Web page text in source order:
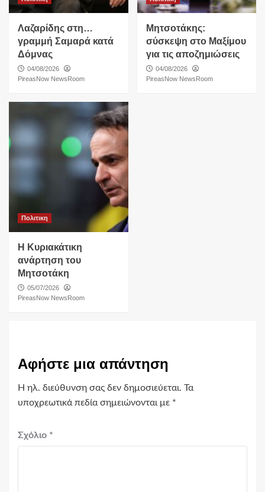
Λαζαρίδης στη…
γραμμή Σαμαρά κατά
Δόμνας
04/08/2026
PireasNow NewsRoom
Μητσοτάκης:
σύσκεψη στο Μαξίμου
για τις αποζημιώσεις
04/08/2026
PireasNow NewsRoom
Πολιτικη
Η Κυριακάτικη
ανάρτηση του
Μητσοτάκη
05/07/2026
PireasNow NewsRoom
Αφήστε μια απάντηση
Η ηλ. διεύθυνση σας δεν δημοσιεύεται. Τα
υποχρεωτικά πεδία σημειώνονται με *
Σχόλιο *